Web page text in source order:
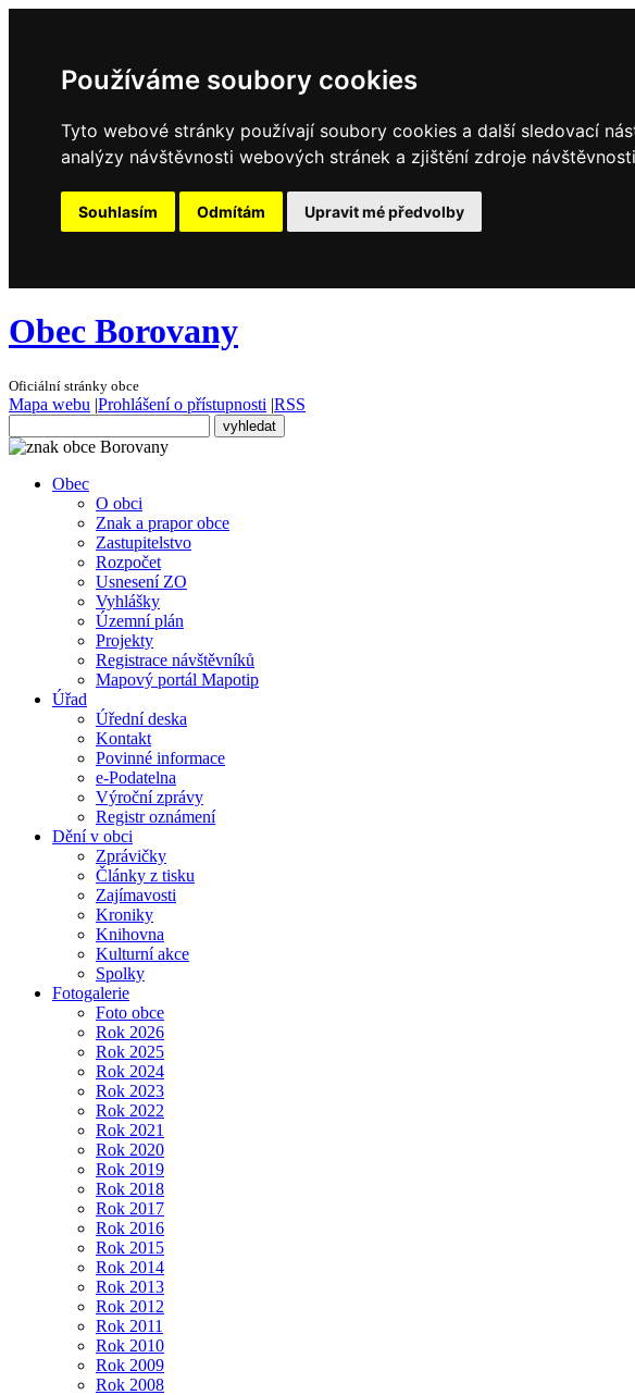
Používáme soubory cookies
Tyto webové stránky používají soubory cookies a další sledovací
analýzy návštěvnosti webových stránek a zjištění zdroje
Souhlasím Odmítám Upravit mé předvolby
Obec Borovany
Oficiální stránky obce
Mapa webu |Prohlášení o přístupnosti |RSS
Obec
O obci
Znak a prapor obce
Zastupitelstvo
Rozpočet
Usnesení ZO
Vyhlášky
Územní plán
Projekty
Registrace návštěvníků
Mapový portál Mapotip
Úřad
Úřední deska
Kontakt
Povinné informace
e-Podatelna
Výroční zprávy
Registr oznámení
Dění v obci
Zprávičky
Články z tisku
Zajímavosti
Kroniky
Knihovna
Kulturní akce
Spolky
Fotogalerie
Foto obce
Rok 2026
Rok 2025
Rok 2024
Rok 2023
Rok 2022
Rok 2021
Rok 2020
Rok 2019
Rok 2018
Rok 2017
Rok 2016
Rok 2015
Rok 2014
Rok 2013
Rok 2012
Rok 2011
Rok 2010
Rok 2009
Rok 2008